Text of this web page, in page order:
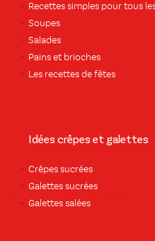
Recettes simples pour tous
Soupes
Salades
Pains et brioches
Les recettes de fêtes
Idées crêpes et galettes
Crêpes sucrées
Galettes sucrées
Galettes salées